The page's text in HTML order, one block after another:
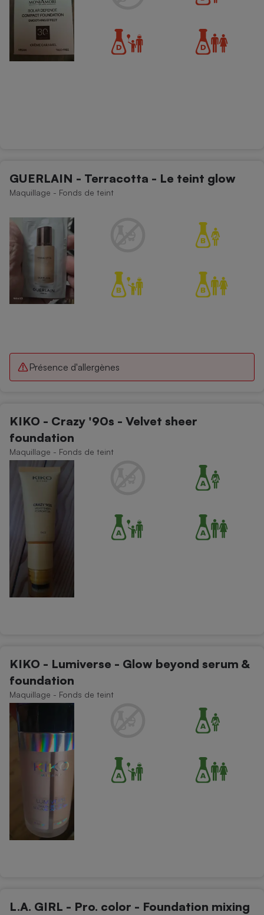
GUERLAIN - Terracotta - Le teint glow
Maquillage - Fonds de teint
Présence d'allergènes
KIKO - Crazy '90s - Velvet sheer
foundation
Maquillage - Fonds de teint
KIKO - Lumiverse - Glow beyond serum &
foundation
Maquillage - Fonds de teint
L.A. GIRL - Pro. color - Foundation mixing